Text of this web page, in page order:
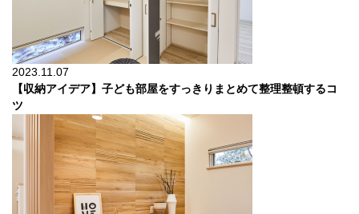
2023.11.07
【収納アイデア】子ども部屋をすっきりまとめて整理整頓するコ
ツ